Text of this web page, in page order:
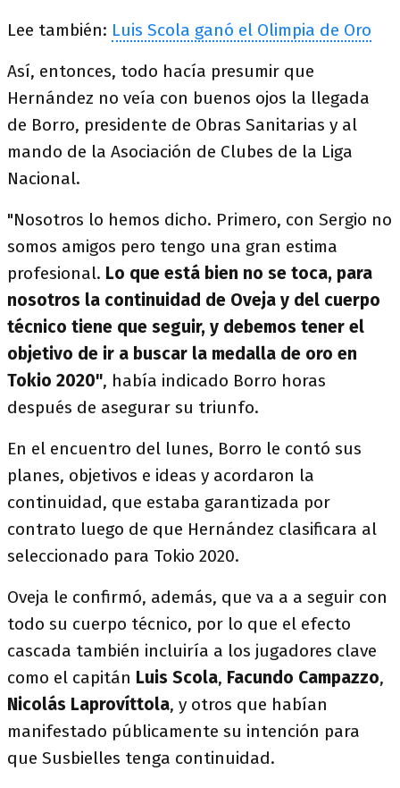
Lee también: Luis Scola ganó el Olimpia de Oro
Así, entonces, todo hacía presumir que
Hernández no veía con buenos ojos la llegada
de Borro, presidente de Obras Sanitarias y al
mando de la Asociación de Clubes de la Liga
Nacional.
"Nosotros lo hemos dicho. Primero, con Sergio no
somos amigos pero tengo una gran estima
profesional. Lo que está bien no se toca, para
nosotros la continuidad de Oveja y del cuerpo
técnico tiene que seguir, y debemos tener el
objetivo de ir a buscar la medalla de oro en
Tokio 2020", había indicado Borro horas
después de asegurar su triunfo.
En el encuentro del lunes, Borro le contó sus
planes, objetivos e ideas y acordaron la
continuidad, que estaba garantizada por
contrato luego de que Hernández clasificara al
seleccionado para Tokio 2020.
Oveja le confirmó, además, que va a a seguir con
todo su cuerpo técnico, por lo que el efecto
cascada también incluiría a los jugadores clave
como el capitán Luis Scola, Facundo Campazzo,
Nicolás Laprovíttola, y otros que habían
manifestado públicamente su intención para
que Susbielles tenga continuidad.